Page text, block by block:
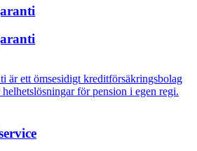
är ett ömsesidigt kreditförsäkringsbolag
för pension i egen regi.